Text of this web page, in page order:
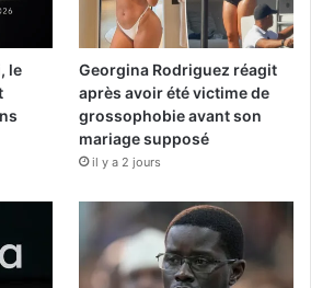
le
Georgina Rodriguez réagit
après avoir été victime de
grossophobie avant son
mariage supposé
il y a 2 jours